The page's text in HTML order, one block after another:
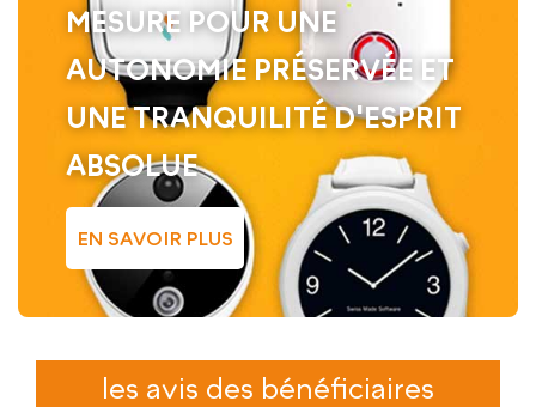
MESURE POUR UNE
AUTONOMIE PRÉSERVÉE ET
UNE TRANQUILITÉ D'ESPRIT
ABSOLUE
EN SAVOIR PLUS
les avis des bénéficiaires